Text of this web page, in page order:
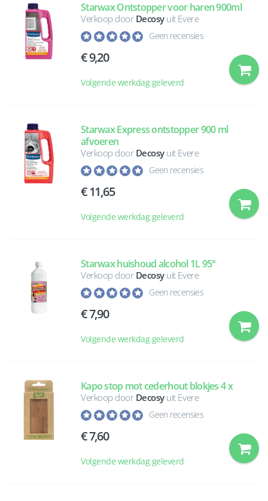
Starwax Ontstopper voor haren 900ml
Verkoop door Decosyuit Evere
Geen recensies
9,20
Volgende werkdag geleverd
Starwax Express ontstopper 900 ml
afvoeren
Verkoop door Decosyuit Evere
Geen recensies
11,65
Volgende werkdag geleverd
Starwax huishoud alcohol 1L 95°
Verkoop door Decosyuit Evere
Geen recensies
7,90
Volgende werkdag geleverd
Kapo stop mot cederhout blokjes 4 x
Verkoop door Decosyuit Evere
Geen recensies
7,60
Volgende werkdag geleverd